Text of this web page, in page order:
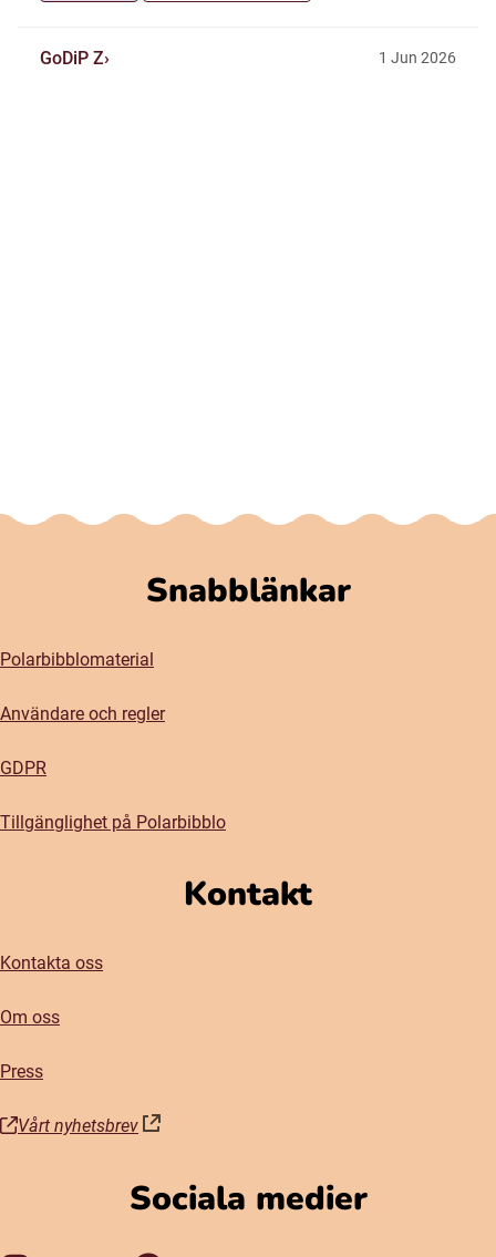
GoDiP Z 1 Jun 2026
Snabblänkar
Polarbibblomaterial
Användare och regler
GDPR
Tillgänglighet på Polarbibblo
Kontakt
Kontakta oss
Om oss
Press
Vårt nyhetsbrev
(öppnas i nytt fönster)
Sociala medier